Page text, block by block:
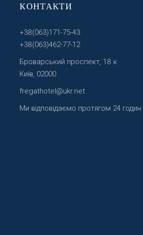
КОНТАКТИ
+38(063)171-75-43
+38(063)462-77-12
Броварський проспект, 18 к
Київ, 02000
fregathotel@ukr.net
Ми відповідаємо протягом 24 годин